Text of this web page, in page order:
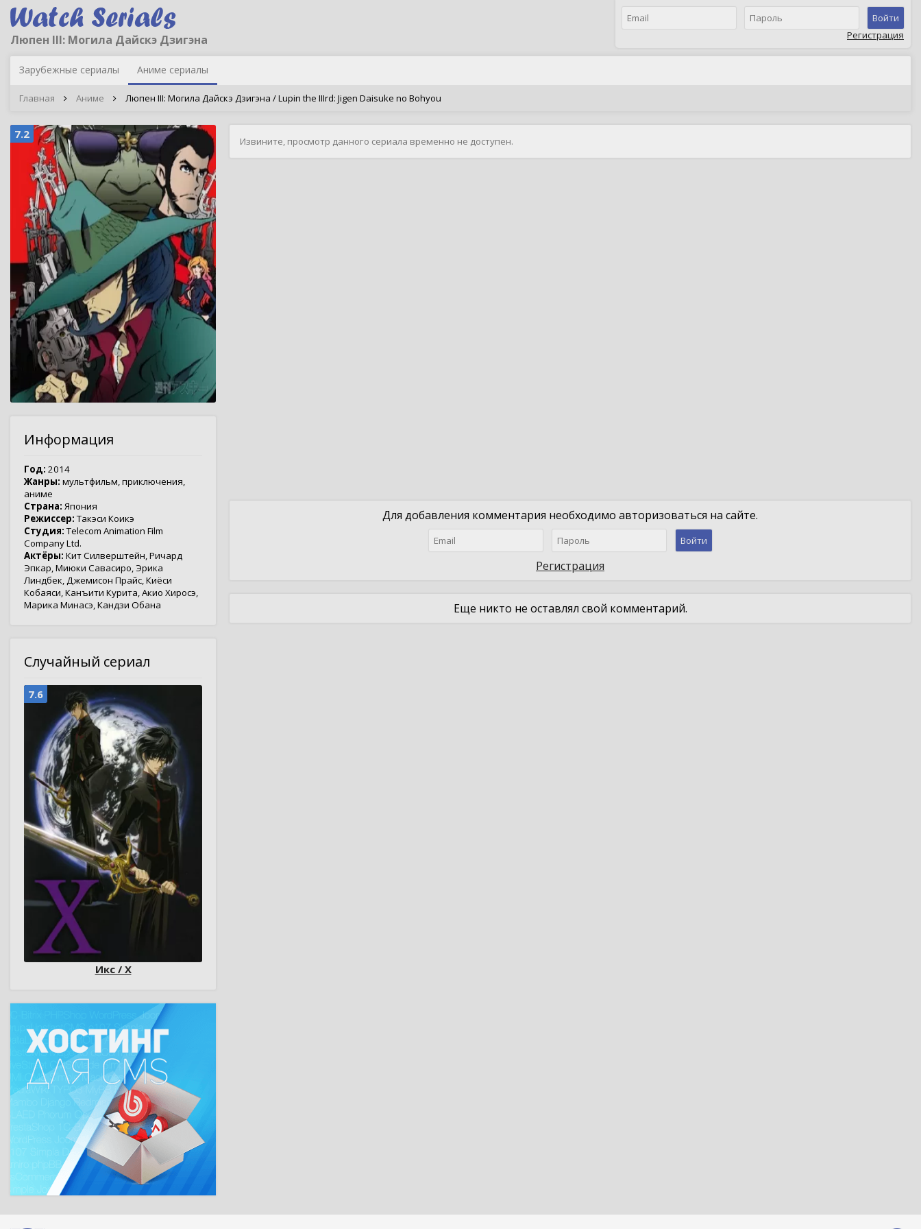
Люпен III: Могила Дайскэ Дзигэна
Войти
Регистрация
Зарубежные сериалы Аниме сериалы
Главная Аниме Люпен III: Могила Дайскэ Дзигэна / Lupin the IIIrd: Jigen Daisuke no Bohyou
7.2
Информация
Год: 2014
Жанры: мультфильм,приключения,
аниме
Страна: Япония
Режиссер: Такэси Коикэ
Студия: Telecom Animation Film
Company Ltd.
Актёры: Кит Силверштейн,Ричард
Эпкар,Миюки Савасиро,Эрика
Линдбек,Джемисон Прайс,Киёси
Кобаяси,Канъити Курита,Акио Хиросэ,
Марика Минасэ,Кандзи Обана
Случайный сериал
7.6
Икс / X
Извините, просмотр данного сериала временно не доступен.
Для добавления комментария необходимо авторизоваться на сайте.
Войти
Регистрация
Еще никто не оставлял свой комментарий.